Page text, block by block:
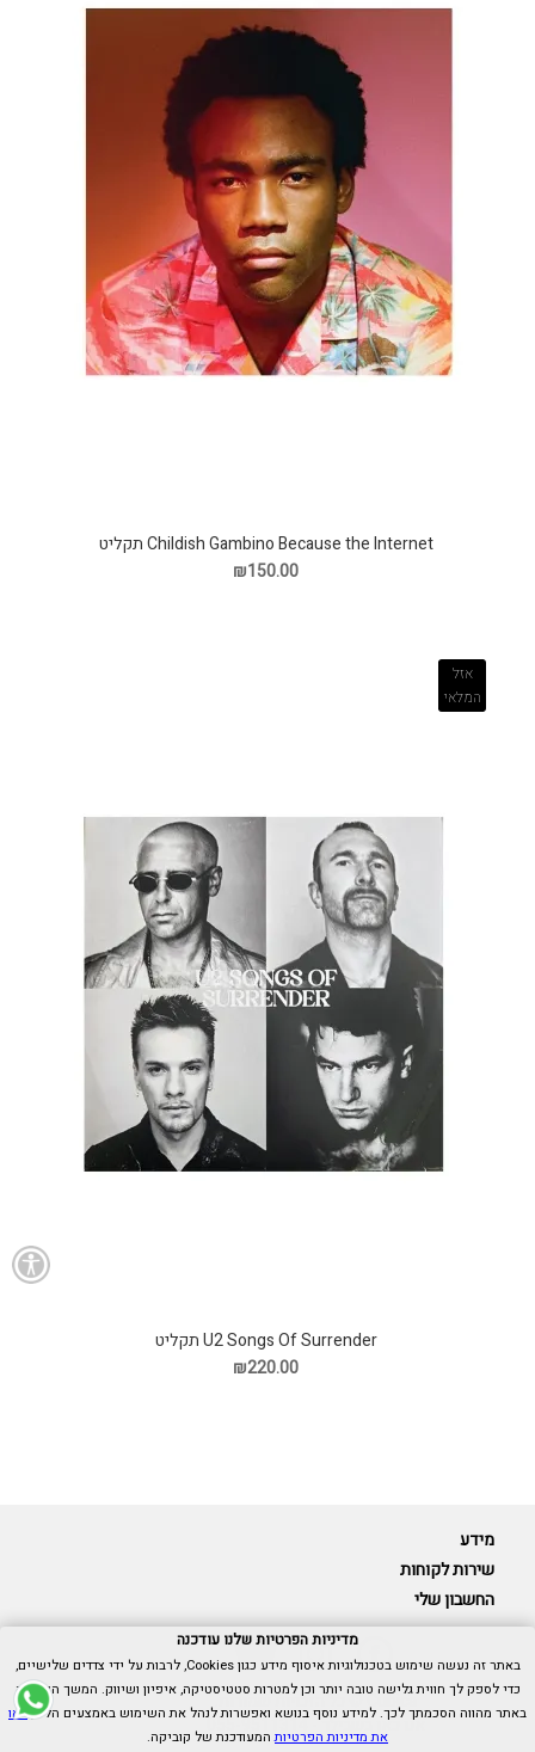
Childish Gambino Because the Internet תקליט
₪150.00
אזל
המלאי
U2 Songs Of Surrender תקליט
₪220.00
מידע
שירות לקוחות
החשבון שלי
Cubica © כל הזכויות שמורות.
אנו כאן בשבילך -055-9511314
מדיניות הפרטיות שלנו עודכנה
באתר זה נעשה שימוש בטכנולוגיות איסוף מידע כגון Cookies, לרבות על ידי צדדים שלישיים,
כדי לספק לך חווית גלישה טובה יותר וכן למטרות סטטיסטיקה, איפיון ושיווק. המשך הגלישה
באתר מהווה הסכמתך לכך. למידע נוסף בנושא ואפשרות לנהל את השימוש באמצעים הללו,ראו
את מדיניות הפרטיותהמעודכנת של קוביקה.